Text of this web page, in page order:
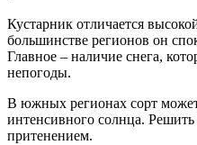
Кустарник отличается
большинстве регионов он
Главное – наличие снега,
непогоды.
В южных регионах сорт
интенсивного солнца.
притенением.